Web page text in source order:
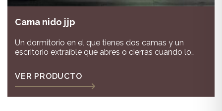
Cama nido jjp
Un dormitorio en el que tienes dos camas y un
escritorio extraíble que abres o cierras cuando lo
VER PRODUCTO